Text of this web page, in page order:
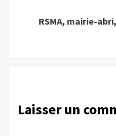
RSMA, mairie-
Laisser un